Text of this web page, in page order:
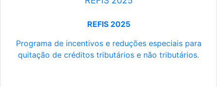
REFIS 2025
Programa de incentivos e reduções especiais para
quitação de créditos tributários e não tributários.